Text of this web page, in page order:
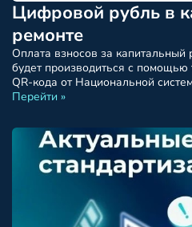
Цифровой рубль в
ремонте
Оплата взносов за
будет производиться с помощью
QR-кода от Национальной
внедрение которого
приема платежей.
то сложное — сканировать код
оплаты квитанций через
Перейти »